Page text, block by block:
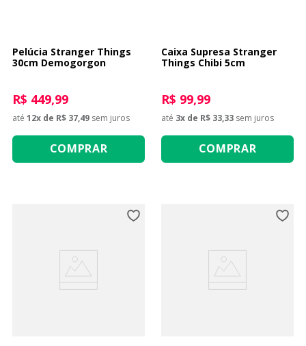
Pelúcia Stranger Things
30cm Demogorgon
R$ 449,99
até 12x de R$ 37,49 sem juros
COMPRAR
Caixa Supresa Stranger
Things Chibi 5cm
R$ 99,99
até 3x de R$ 33,33 sem juros
COMPRAR